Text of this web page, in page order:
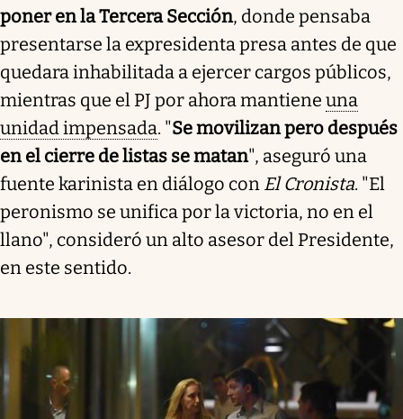
poner en la Tercera Sección, donde pensaba
presentarse la expresidenta presa antes de que
quedara inhabilitada a ejercer cargos públicos,
mientras que el PJ por ahora mantiene una
unidad impensada. "Se movilizan pero después
en el cierre de listas se matan", aseguró una
fuente karinista en diálogo con El Cronista. "El
peronismo se unifica por la victoria, no en el
llano", consideró un alto asesor del Presidente,
en este sentido.